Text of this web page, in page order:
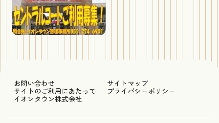
お問い合わせ
サイトマップ
サイトのご利用にあたって
プライバシーポリシー
イオンタウン株式会社